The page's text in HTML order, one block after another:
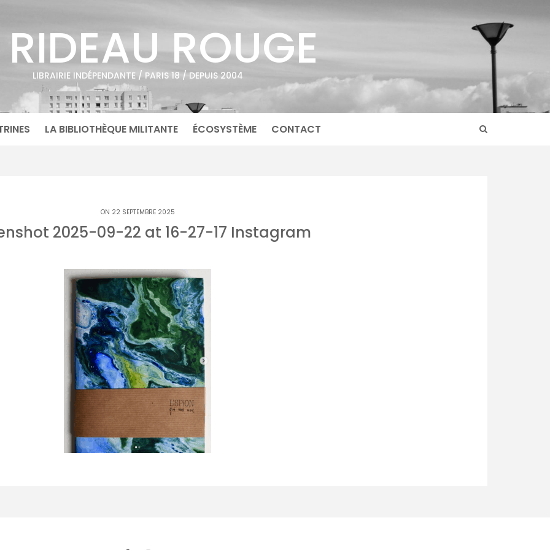
RIDEAU ROUGE
LIBRAIRIE INDÉPENDANTE / PARIS 18 / DEPUIS 2004
LA BIBLIOTHÈQUE MILITANTE ÉCOSYSTÈME CONTACT
ON 22 SEPTEMBRE 2025
2025-09-22 at 16-27-17 Instagram